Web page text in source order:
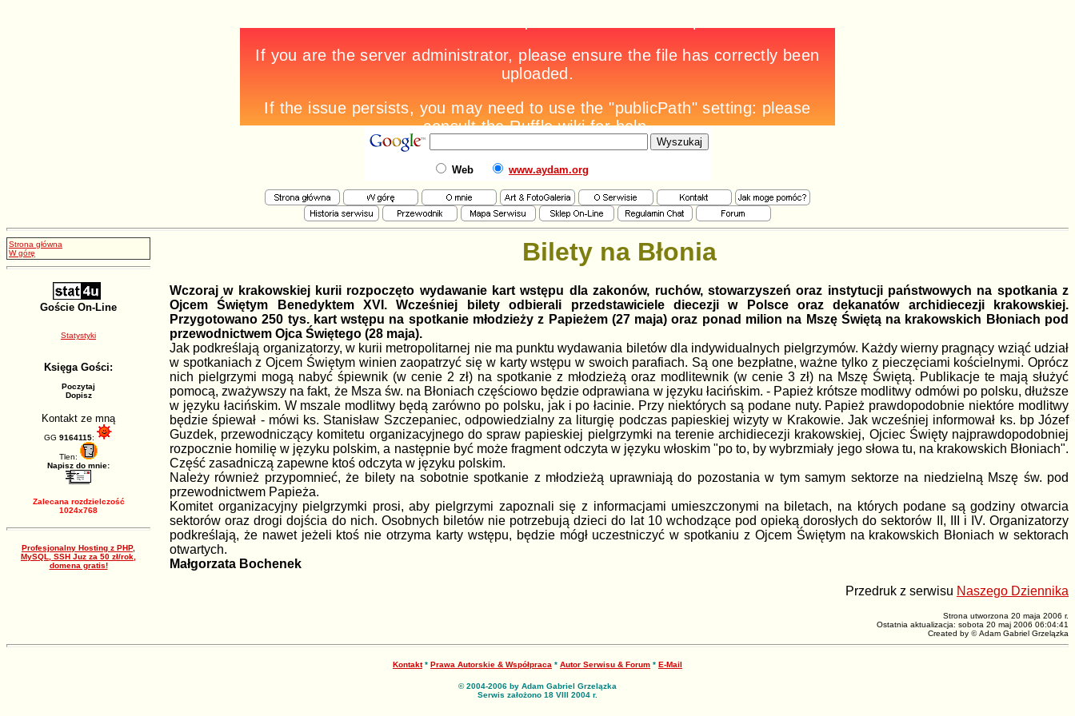
Web www.aydam.org
Strona główna
W górę
Goście On-Line
Statystyki
Księga Gości:
Poczytaj
Dopisz
Kontakt ze mną
GG 9164115:
Tlen:
Napisz do mnie:
Zalecana rozdzielczość
1024x768
Profesjonalny Hosting z PHP,
MySQL, SSH Juz za 50 zł/rok,
domena gratis!
Bilety na Błonia
Wczoraj w krakowskiej kurii rozpoczęto wydawanie kart wstępu dla zakonów, ruchów, stowarzyszeń oraz instytucji państwowych na spotkania z
Ojcem Świętym Benedyktem XVI. Wcześniej bilety odbierali przedstawiciele diecezji w Polsce oraz dekanatów archidiecezji krakowskiej.
Przygotowano 250 tys. kart wstępu na spotkanie młodzieży z Papieżem (27 maja) oraz ponad milion na Mszę Świętą na krakowskich Błoniach pod
przewodnictwem Ojca Świętego (28 maja).
Jak podkreślają organizatorzy, w kurii metropolitarnej nie ma punktu wydawania biletów dla indywidualnych pielgrzymów. Każdy wierny pragnący wziąć udział
w spotkaniach z Ojcem Świętym winien zaopatrzyć się w karty wstępu w swoich parafiach. Są one bezpłatne, ważne tylko z pieczęciami kościelnymi. Oprócz
nich pielgrzymi mogą nabyć śpiewnik (w cenie 2 zł) na spotkanie z młodzieżą oraz modlitewnik (w cenie 3 zł) na Mszę Świętą. Publikacje te mają służyć
pomocą, zważywszy na fakt, że Msza św. na Błoniach częściowo będzie odprawiana w języku łacińskim. - Papież krótsze modlitwy odmówi po polsku, dłuższe
w języku łacińskim. W mszale modlitwy będą zarówno po polsku, jak i po łacinie. Przy niektórych są podane nuty. Papież prawdopodobnie niektóre modlitwy
będzie śpiewał - mówi ks. Stanisław Szczepaniec, odpowiedzialny za liturgię podczas papieskiej wizyty w Krakowie. Jak wcześniej informował ks. bp Józef
Guzdek, przewodniczący komitetu organizacyjnego do spraw papieskiej pielgrzymki na terenie archidiecezji krakowskiej, Ojciec Święty najprawdopodobniej
rozpocznie homilię w języku polskim, a następnie być może fragment odczyta w języku włoskim "po to, by wybrzmiały jego słowa tu, na krakowskich Błoniach".
Część zasadniczą zapewne ktoś odczyta w języku polskim.
Należy również przypomnieć, że bilety na sobotnie spotkanie z młodzieżą uprawniają do pozostania w tym samym sektorze na niedzielną Mszę św. pod
przewodnictwem Papieża.
Komitet organizacyjny pielgrzymki prosi, aby pielgrzymi zapoznali się z informacjami umieszczonymi na biletach, na których podane są godziny otwarcia
sektorów oraz drogi dojścia do nich. Osobnych biletów nie potrzebują dzieci do lat 10 wchodzące pod opieką dorosłych do sektorów II, III i IV. Organizatorzy
podkreślają, że nawet jeżeli ktoś nie otrzyma karty wstępu, będzie mógł uczestniczyć w spotkaniu z Ojcem Świętym na krakowskich Błoniach w sektorach
otwartych.
Małgorzata Bochenek
Przedruk z serwisu Naszego Dziennika
Strona utworzona 20 maja 2006 r.
Ostatnia aktualizacja: sobota 20 maj 2006 06:04:41
Created by ©Adam Gabriel Grzelązka
Kontakt* Prawa Autorskie & Współpraca * Autor Serwisu & Forum * E-Mail
© 2004-2006 by Adam Gabriel Grzelązka
Serwis założono 18 VIII 2004 r.